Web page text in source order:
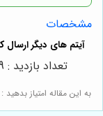
مشخصات
به این مقاله امتیاز بدهید :
تعداد بازدید : 809